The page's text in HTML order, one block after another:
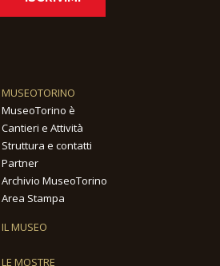
MUSEOTORINO
MuseoTorino è
Cantieri e Attività
Struttura e contatti
Partner
Archivio MuseoTorino
Area Stampa
IL MUSEO
LE MOSTRE